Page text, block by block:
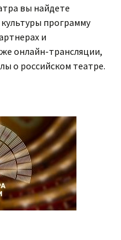
вы найдете
программу
и
онлайн-трансляции,
о российском театре.